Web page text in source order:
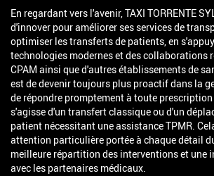
En regardant vers l'avenir, TAXI TORRENTE
d'innover pour améliorer ses services de
optimiser les transferts de patients, en
technologies modernes et des collaborations
CPAM ainsi que d'autres établissements de
est de devenir toujours plus proactif dans la
de répondre promptement à toute
s'agisse d'un transfert classique ou d'un
patient nécessitant une assistance TPMR.
attention particulière portée à chaque détail
meilleure répartition des interventions et une
avec les partenaires médicaux.